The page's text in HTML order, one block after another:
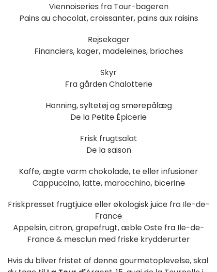
Viennoiseries fra Tour-bageren
Pains au chocolat, croissanter, pains aux raisins
Rejsekager
Financiers, kager, madeleines, brioches
Skyr
Fra gården Chalotterie
Honning, syltetøj og smørepålæg
De la Petite Épicerie
Frisk frugtsalat
De la saison
Kaffe, ægte varm chokolade, te eller infusioner
Cappuccino, latte, marocchino, bicerine
Friskpresset frugtjuice eller økologisk juice fra Ile-de-
France
Appelsin, citron, grapefrugt, æble Oste fra Ile-de-
France & mesclun med friske krydderurter
Hvis du bliver fristet af denne gourmetoplevelse, skal